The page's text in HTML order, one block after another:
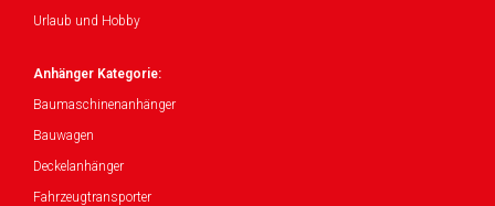
Urlaub und Hobby
Anhänger Kategorie:
Baumaschinenanhänger
Bauwagen
Deckelanhänger
Fahrzeugtransporter